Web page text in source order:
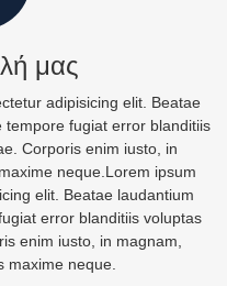
μας
adipisicing elit. Beatae
tempore fugiat error blanditiis
Corporis enim iusto, in
neque.Lorem ipsum
elit. Beatae laudantium
error blanditiis voluptas
enim iusto, in magnam,
maxime neque.